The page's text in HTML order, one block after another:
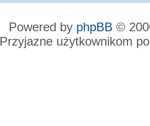
Powered by phpBB ©
Przyjazne użytkownikom